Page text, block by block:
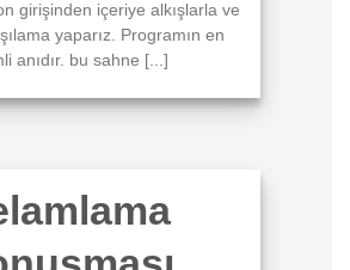
girişinden içeriye alkışlarla ve
yaparız. Programın en
anıdır. bu sahne [...]